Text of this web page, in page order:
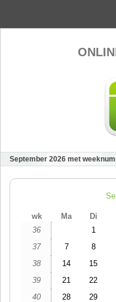
September 2026 met
wk Ma Di
36
1
37
7 8
38
14 15
39
21 22
40
28 29